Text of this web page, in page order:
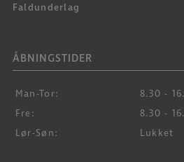
Faldunderlag
ÅBNINGSTIDER
Man-Tor:
8.30 -
Fre:
8.30 -
Lør-Søn:
Lukket